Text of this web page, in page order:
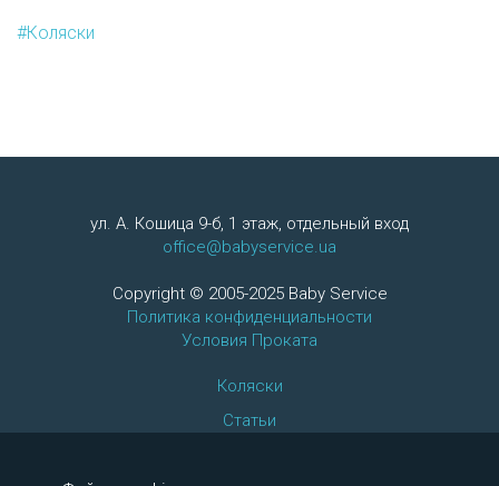
#Коляски
ул. А. Кошица 9-б, 1 этаж, отдельный вход
office@babyservice.ua
Copyright © 2005-2025 Baby Service
Политика конфиденциальности
Условия Проката
Коляски
Статьи